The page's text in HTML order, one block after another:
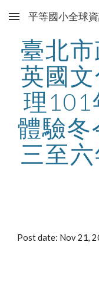
Skip to main content
平等國小全球
臺北
英國
理101
體驗冬
三至
Post date: Nov 21,